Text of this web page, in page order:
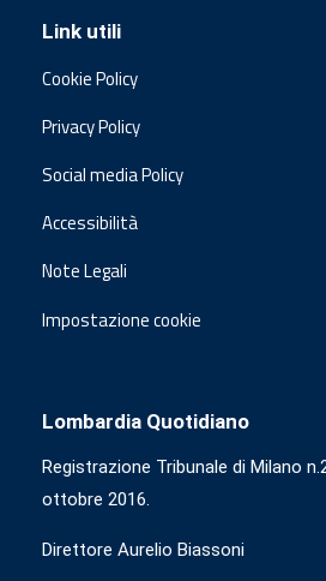
Link utili
Cookie Policy
Privacy Policy
Social media Policy
Accessibilità
Note Legali
Impostazione cookie
Lombardia Quotidiano
Registrazione Tribunale di Milano
ottobre 2016.
Direttore Aurelio Biassoni